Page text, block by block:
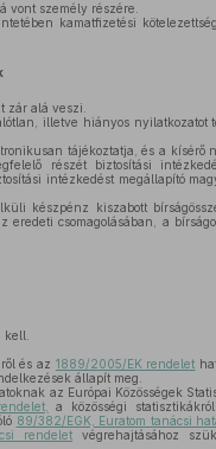
vont személy részére.
kamatfizetési
zár alá veszi.
illetve hiányos nyilatkozatot
tájékoztatja, és a kísérő
részét biztosítási
intézkedést megállapító
készpénz kiszabott
csomagolásában, a
és az 1889/2005/EK rendelet
állapít meg.
az Európai Közösségek
a közösségi
89/382/EGK, Euratom tanácsi
rendelet végrehajtásához